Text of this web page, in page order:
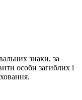
знаки, за
особи загиблих і